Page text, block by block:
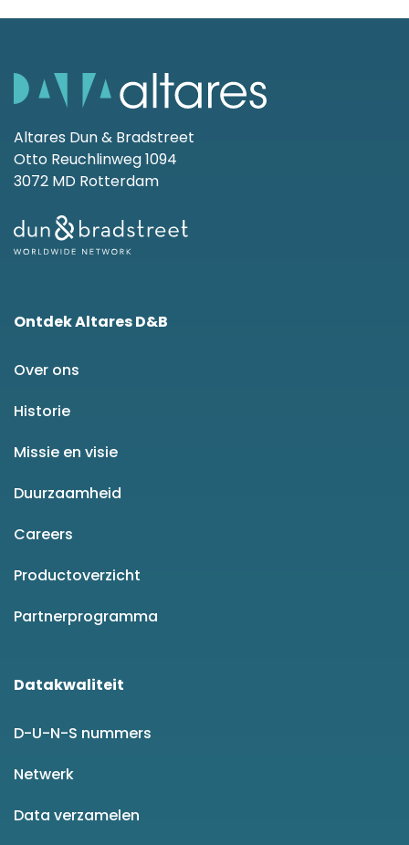
Altares Dun & Bradstreet
Otto Reuchlinweg 1094
3072 MD Rotterdam
Ontdek Altares D&B
Over ons
Historie
Missie en visie
Duurzaamheid
Careers
Productoverzicht
Partnerprogramma
Datakwaliteit
D-U-N-S nummers
Netwerk
Data verzamelen